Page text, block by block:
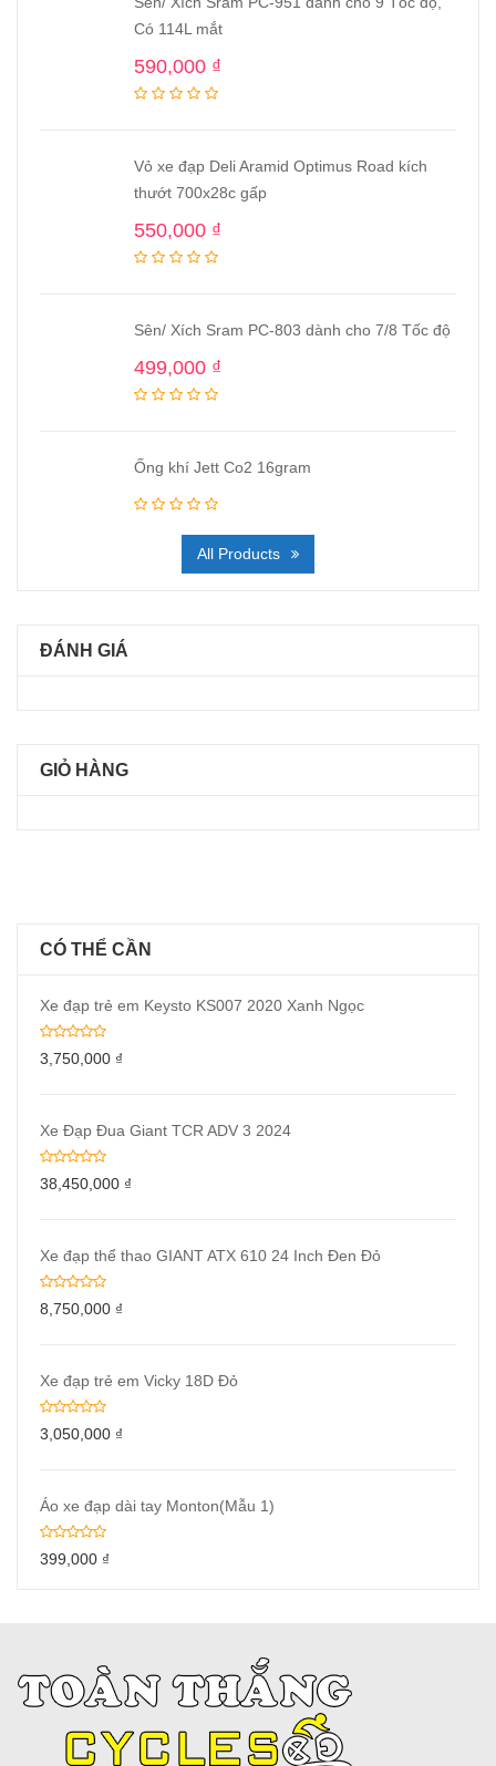
Có 114L mắt
590,000 ₫
Vỏ xe đạp Deli Aramid Optimus Road kích
thướt 700x28c gấp
550,000 ₫
Sên/ Xích Sram PC-803 dành cho 7/8 Tốc độ
499,000 ₫
Ống khí Jett Co2 16gram
All Products
ĐÁNH GIÁ
GIỎ HÀNG
CÓ THỂ CẦN
Xe đạp trẻ em Keysto KS007 2020 Xanh Ngọc
3,750,000 ₫
Xe Đạp Đua Giant TCR ADV 3 2024
38,450,000 ₫
Xe đạp thể thao GIANT ATX 610 24 Inch Đen Đỏ
8,750,000 ₫
Xe đạp trẻ em Vicky 18D Đỏ
3,050,000 ₫
Áo xe đạp dài tay Monton(Mẫu 1)
399,000 ₫